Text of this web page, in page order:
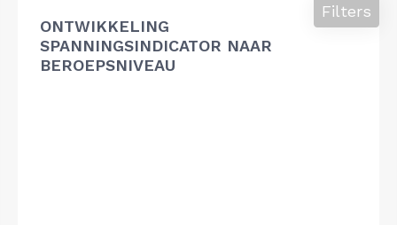
ONTWIKKELING
SPANNINGSINDICATOR NAAR
BEROEPSNIVEAU
Filters